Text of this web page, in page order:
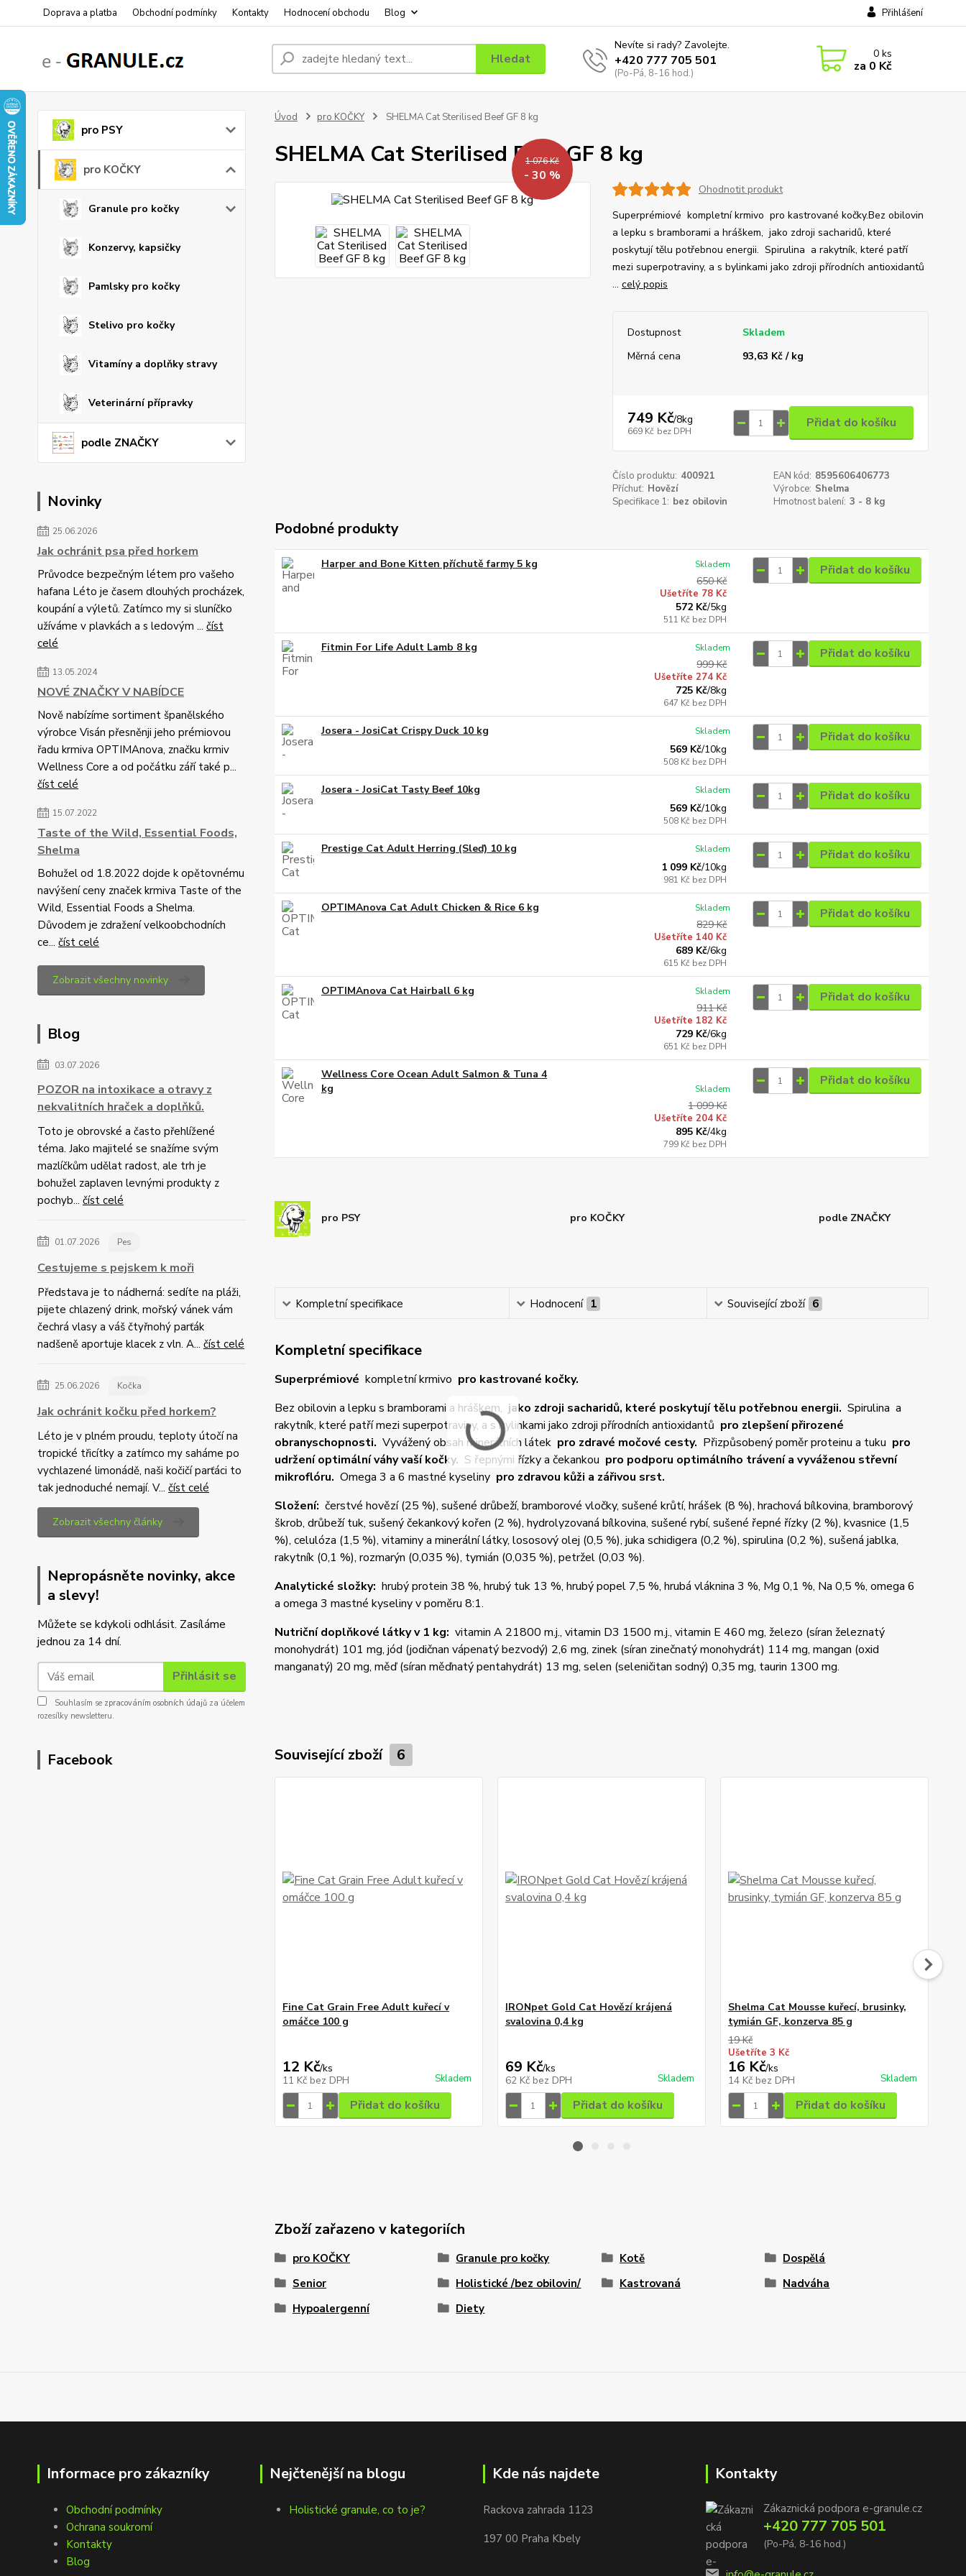
Doprava a platba Obchodní podmínky Kontakty Hodnocení obchodu Blog Přihlášení
Hledat
Nevíte si rady? Zavolejte.
+420 777 705 501
(Po-Pá, 8-16 hod.)
0ks
za 0 Kč
pro PSY
pro KOČKY
Granule pro kočky
Konzervy, kapsičky
Pamlsky pro kočky
Stelivo pro kočky
Vitamíny a doplňky stravy
Veterinární přípravky
podle ZNAČKY
Novinky
25.06.2026
Jak ochránit psa před horkem
Průvodce bezpečným létem pro vašeho
hafana Léto je časem dlouhých procházek,
koupání a výletů. Zatímco my si sluníčko
užíváme v plavkách a s ledovým ... číst
celé
13.05.2024
NOVÉ ZNAČKY V NABÍDCE
Nově nabízíme sortiment španělského
výrobce Visán přesněnji jeho prémiovou
řadu krmiva OPTIMAnova, značku krmiv
Wellness Core a od počátku září také p...
číst celé
15.07.2022
Taste of the Wild, Essential Foods,
Shelma
Bohužel od 1.8.2022 dojde k opětovnému
navýšení ceny značek krmiva Taste of the
Wild, Essential Foods a Shelma.
Důvodem je zdražení velkoobchodních
ce... číst celé
Zobrazit všechny novinky
Blog
03.07.2026
POZOR na intoxikace a otravy z
nekvalitních hraček a doplňků.
Toto je obrovské a často přehlížené
téma. Jako majitelé se snažíme svým
mazlíčkům udělat radost, ale trh je
bohužel zaplaven levnými produkty z
pochyb... číst celé
01.07.2026 Pes
Cestujeme s pejskem k moři
Představa je to nádherná: sedíte na pláži,
pijete chlazený drink, mořský vánek vám
čechrá vlasy a váš čtyřnohý parťák
nadšeně aportuje klacek z vln. A... číst celé
25.06.2026 Kočka
Jak ochránit kočku před horkem?
Léto je v plném proudu, teploty útočí na
tropické třicítky a zatímco my saháme po
vychlazené limonádě, naši kočičí parťáci to
tak jednoduché nemají. V... číst celé
Zobrazit všechny články
Nepropásněte novinky, akce
a slevy!
Můžete se kdykoli odhlásit. Zasíláme
jednou za 14 dní.
Přihlásit se
Souhlasím se zpracováním osobních údajů za účelem
rozesílky newsletteru.
Facebook
Úvod pro KOČKY SHELMA Cat Sterilised Beef GF 8 kg
SHELMA Cat Sterilised Beef GF 8 kg
1 076 Kč
- 30 %
Ohodnotit produkt
Superprémiové kompletní krmivo pro kastrované kočky.Bez obilovin
a lepku s bramborami a hráškem, jako zdroji sacharidů, které
poskytují tělu potřebnou energii. Spirulina a rakytník, které patří
mezi superpotraviny, a s bylinkami jako zdroji přírodních antioxidantů
... celý popis
Dostupnost
Skladem
Měrná cena
93,63 Kč / kg
749 Kč/8kg
669 Kč bez DPH
Přidat do košíku
Číslo produktu: 400921 EAN kód: 8595606406773
Příchuť: Hovězí Výrobce: Shelma
Specifikace 1: bez obilovin Hmotnost balení: 3 - 8 kg
Podobné produkty
Harper and Bone Kitten příchutě farmy 5 kg
650 Kč
Ušetříte 78 Kč
572 Kč/5kg
511 Kč bez DPH
Skladem Přidat do košíku
Fitmin For Life Adult Lamb 8 kg
999 Kč
Ušetříte 274 Kč
725 Kč/8kg
647 Kč bez DPH
Skladem Přidat do košíku
Josera - JosiCat Crispy Duck 10 kg
569 Kč/10kg
508 Kč bez DPH
Skladem Přidat do košíku
Josera - JosiCat Tasty Beef 10kg
569 Kč/10kg
508 Kč bez DPH
Skladem Přidat do košíku
Prestige Cat Adult Herring (Sleď) 10 kg
1 099 Kč/10kg
981 Kč bez DPH
Skladem Přidat do košíku
OPTIMAnova Cat Adult Chicken & Rice 6 kg
829 Kč
Ušetříte 140 Kč
689 Kč/6kg
615 Kč bez DPH
Skladem Přidat do košíku
OPTIMAnova Cat Hairball 6 kg
911 Kč
Ušetříte 182 Kč
729 Kč/6kg
651 Kč bez DPH
Skladem Přidat do košíku
Wellness Core Ocean Adult Salmon & Tuna 4
kg
1 099 Kč
Ušetříte 204 Kč
895 Kč/4kg
799 Kč bez DPH
Skladem
Přidat do košíku
pro PSY pro KOČKY podle ZNAČKY
Kompletní specifikace Hodnocení 1 Související zboží 6
Kompletní specifikace
Superprémiové kompletní krmivo pro kastrované kočky.
Bez obilovin a lepku s bramborami a hráškem, jako zdroji sacharidů, které poskytují tělu potřebnou energii. Spirulina a
rakytník, které patří mezi superpotraviny, a s bylinkami jako zdroji přírodních antioxidantů pro zlepšení přirozené
obranyschopnosti. Vyvážený obsah minerálních látek pro zdravé močové cesty. Přizpůsobený poměr proteinu a tuku pro
udržení optimální váhy vaší kočky. S řepnými řízky a čekankou pro podporu optimálního trávení a vyváženou střevní
mikroflóru. Omega 3 a 6 mastné kyseliny pro zdravou kůži a zářivou srst.
Složení: čerstvé hovězí (25 %), sušené drůbeží, bramborové vločky, sušené krůtí, hrášek (8 %), hrachová bílkovina, bramborový
škrob, drůbeží tuk, sušený čekankový kořen (2 %), hydrolyzovaná bílkovina, sušené rybí, sušené řepné řízky (2 %), kvasnice (1,5
%), celulóza (1,5 %), vitaminy a minerální látky, lososový olej (0,5 %), juka schidigera (0,2 %), spirulina (0,2 %), sušená jablka,
rakytník (0,1 %), rozmarýn (0,035 %), tymián (0,035 %), petržel (0,03 %).
Analytické složky: hrubý protein 38 %, hrubý tuk 13 %, hrubý popel 7,5 %, hrubá vláknina 3 %, Mg 0,1 %, Na 0,5 %, omega 6
a omega 3 mastné kyseliny v poměru 8:1.
Nutriční doplňkové látky v 1 kg: vitamin A 21800 m.j., vitamin D3 1500 m.j., vitamin E 460 mg, železo (síran železnatý
monohydrát) 101 mg, jód (jodičnan vápenatý bezvodý) 2,6 mg, zinek (síran zinečnatý monohydrát) 114 mg, mangan (oxid
manganatý) 20 mg, měď (síran měďnatý pentahydrát) 13 mg, selen (seleničitan sodný) 0,35 mg, taurin 1300 mg.
Související zboží 6
Fine Cat Grain Free Adult kuřecí v
omáčce 100 g
12 Kč/ks
11 Kč bez DPH Skladem
Přidat do košíku
IRONpet Gold Cat Hovězí krájená
svalovina 0,4 kg
69 Kč/ks
62 Kč bez DPH Skladem
Přidat do košíku
Shelma Cat Mousse kuřecí, brusinky,
tymián GF, konzerva 85 g
19 Kč
Ušetříte 3 Kč
16 Kč/ks
14 Kč bez DPH Skladem
Přidat do košíku
Zboží zařazeno v kategoriích
pro KOČKY Granule pro kočky Kotě
Dospělá
Senior
Holistické /bez obilovin/ Kastrovaná
Nadváha
Hypoalergenní
Diety
Informace pro zákazníky
Obchodní podmínky
Ochrana soukromí
Kontakty
Blog
Nejčtenější na blogu
Holistické granule, co to je?
Kde nás najdete
Rackova zahrada 1123
197 00 Praha Kbely
Kontakty
Zákaznická podpora e-granule.cz
+420 777 705 501
(Po-Pá, 8-16 hod.)